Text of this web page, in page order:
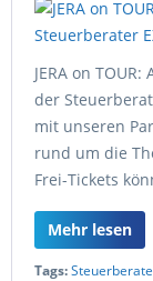
JERA on
der
mit unseren
rund um die
Frei-Tickets
Mehr lesen
Tags: